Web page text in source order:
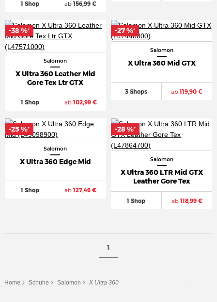
1 Shop ab156,99 €
Salomon
X Ultra 360 Leather Mid
Gore Tex Ltr GTX
1 Shop ab102,99 €
-38 %*
Salomon
X Ultra 360 Mid GTX
3 Shops ab119,90 €
-27 %*
Salomon
X Ultra 360 Edge Mid
1 Shop ab127,46 €
-25 %*
Salomon
X Ultra 360 LTR Mid GTX
Leather Gore Tex
1 Shop ab118,99 €
-28 %*
1
Home Schuhe Salomon X Ultra 360